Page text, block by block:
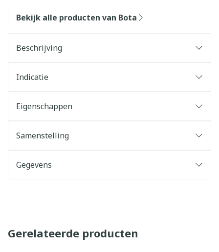
Bekijk alle producten van Bota
Beschrijving
Indicatie
Eigenschappen
Samenstelling
Gegevens
Gerelateerde producten